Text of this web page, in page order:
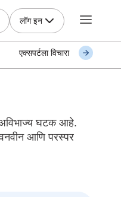
लॉग इन
एक्सपर्टला विचारा
अविभाज्य घटक आहे.
आणि परस्पर